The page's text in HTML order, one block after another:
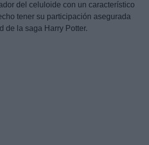
del celuloide con un característico
tener su participación asegurada
de la saga Harry Potter.